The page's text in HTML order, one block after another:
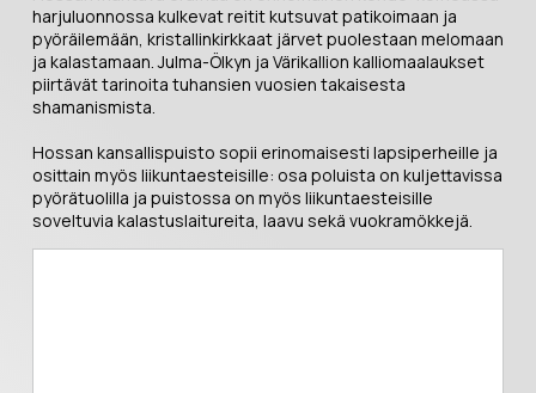
harjuluonnossa kulkevat reitit kutsuvat patikoimaan ja
pyöräilemään, kristallinkirkkaat järvet puolestaan melomaan
ja kalastamaan. Julma-Ölkyn ja Värikallion kalliomaalaukset
piirtävät tarinoita tuhansien vuosien takaisesta
shamanismista.
Hossan kansallispuisto sopii erinomaisesti lapsiperheille ja
osittain myös liikuntaesteisille: osa poluista on kuljettavissa
pyörätuolilla ja puistossa on myös liikuntaesteisille
soveltuvia kalastuslaitureita, laavu sekä vuokramökkejä.